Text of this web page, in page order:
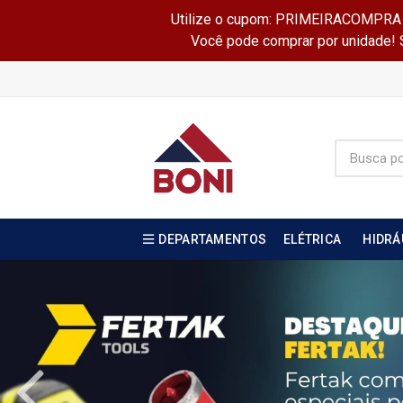
Utilize o cupom:
Você pode comprar por unidade!
DEPARTAMENTOS ELÉTRICA